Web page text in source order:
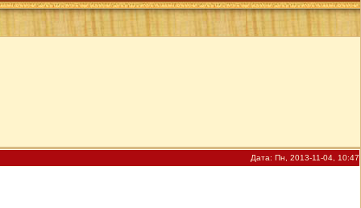
Дата: Пн, 2013-11-04, 10:47